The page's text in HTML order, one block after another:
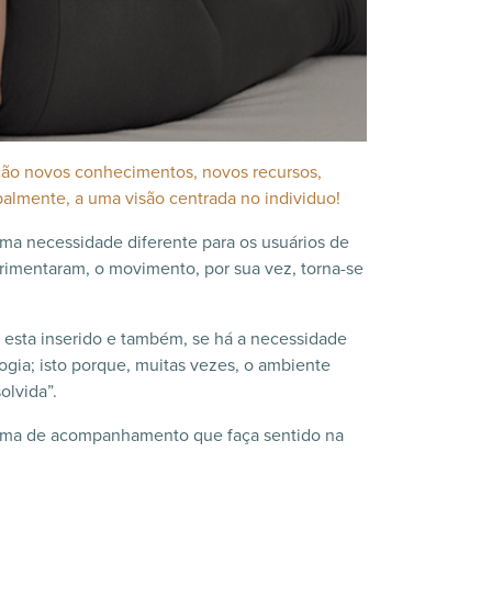
novos conhecimentos, novos recursos,
a uma visão centrada no individuo!
necessidade diferente para os usuários de
o movimento, por sua vez, torna-se
inserido e também, se há a necessidade
isto porque, muitas vezes, o ambiente
de acompanhamento que faça sentido na